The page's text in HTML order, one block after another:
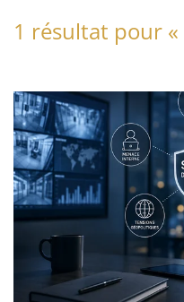
1 résultat pour «